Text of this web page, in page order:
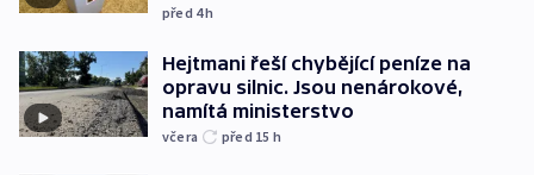
před 4h
Hejtmani řeší chybějící peníze na
opravu silnic. Jsou nenárokové,
namítá ministerstvo
včera před 15 h